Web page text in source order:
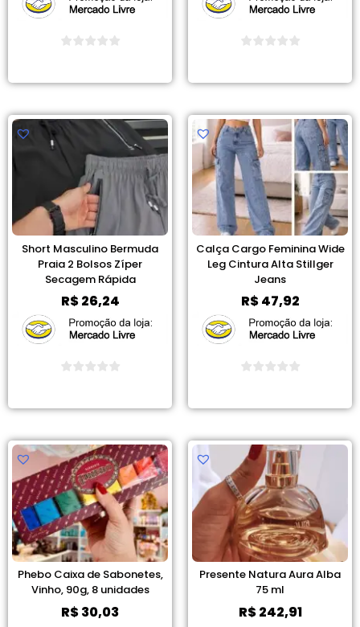
Short Masculino Bermuda
Praia 2 Bolsos Zíper
Secagem Rápida
R$26,24
Calça Cargo Feminina Wide
Leg Cintura Alta Stillger
Jeans
R$47,92
Phebo Caixa de Sabonetes,
Vinho, 90g, 8 unidades
R$30,03
Presente Natura Aura Alba
75 ml
R$242,91